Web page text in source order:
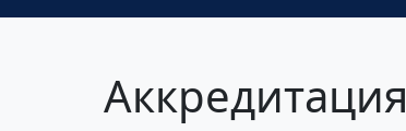
Аккредитация